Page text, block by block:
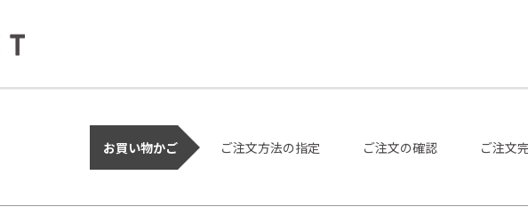
お買い物かご ご注文方法の指定 ご注文の確認 ご注文